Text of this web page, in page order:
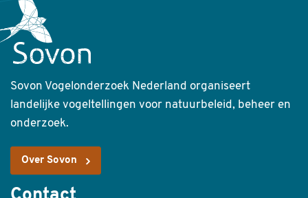
Sovon Vogelonderzoek Nederland organiseert
landelijke vogeltellingen voor natuurbeleid, beheer en
onderzoek.
Over Sovon